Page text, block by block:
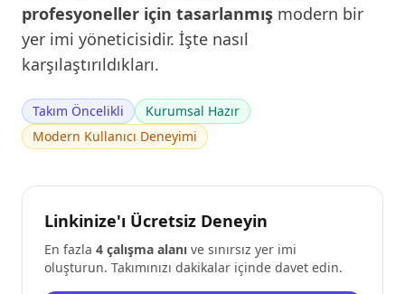
profesyoneller için tasarlanmış modern bir
yer imi yöneticisidir. İşte nasıl
karşılaştırıldıkları.
Takım Öncelikli
Kurumsal Hazır
Modern Kullanıcı Deneyimi
Linkinize'ı Ücretsiz Deneyin
En fazla 4 çalışma alanı ve sınırsız yer imi
oluşturun. Takımınızı dakikalar içinde davet edin.